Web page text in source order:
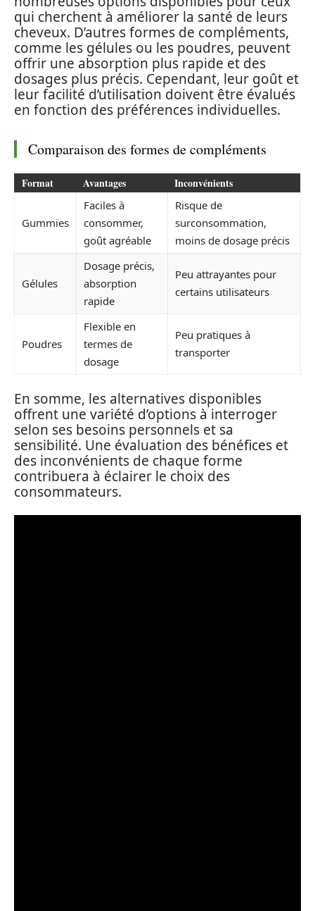
qui cherchent à améliorer la santé de leurs
cheveux. D’autres formes de compléments,
comme les gélules ou les poudres, peuvent
offrir une absorption plus rapide et des
dosages plus précis. Cependant, leur goût et
leur facilité d’utilisation doivent être évalués
en fonction des préférences individuelles.
Comparaison des formes de compléments
Format Avantages Inconvénients
Gummies
Faciles à
consommer,
goût agréable
Risque de
surconsommation,
moins de dosage précis
Gélules
Dosage précis,
absorption
rapide
Peu attrayantes pour
certains utilisateurs
Poudres
Flexible en
termes de
dosage
Peu pratiques à
transporter
En somme, les alternatives disponibles
offrent une variété d’options à interroger
selon ses besoins personnels et sa
sensibilité. Une évaluation des bénéfices et
des inconvénients de chaque forme
contribuera à éclairer le choix des
consommateurs.